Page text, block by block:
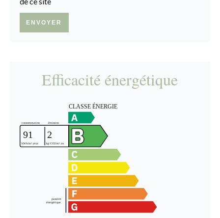
ENVOYER
Efficacité énergétique